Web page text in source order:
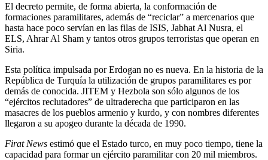
El decreto permite, de forma abierta, la conformación de
formaciones paramilitares, además de “reciclar” a mercenarios que
hasta hace poco servían en las filas de ISIS, Jabhat Al Nusra, el
ELS, Ahrar Al Sham y tantos otros grupos terroristas que operan en
Siria.
Esta política impulsada por Erdogan no es nueva. En la historia de la
República de Turquía la utilización de grupos paramilitares es por
demás de conocida. JITEM y Hezbola son sólo algunos de los
“ejércitos reclutadores” de ultraderecha que participaron en las
masacres de los pueblos armenio y kurdo, y con nombres diferentes
llegaron a su apogeo durante la década de 1990.
Firat News estimó que el Estado turco, en muy poco tiempo, tiene la
capacidad para formar un ejército paramilitar con 20 mil miembros.